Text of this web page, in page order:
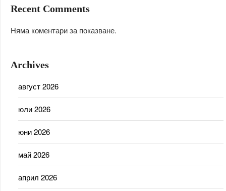
Recent Comments
Няма коментари за показване.
Archives
август 2026
юли 2026
юни 2026
май 2026
април 2026